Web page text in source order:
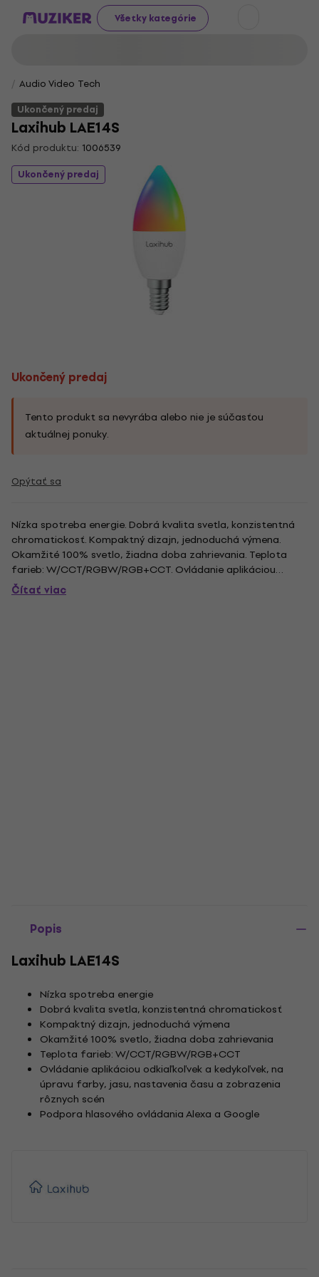
Všetky kategórie
Audio Video Tech
Ukončený predaj
Laxihub LAE14S
Kód produktu: 1006539
Ukončený predaj
Ukončený predaj
Tento produkt sa nevyrába alebo nie je súčasťou
aktuálnej ponuky.
Opýtať sa
Nízka spotreba energie. Dobrá kvalita svetla, konzistentná
chromatickosť. Kompaktný dizajn, jednoduchá výmena.
Okamžité 100% svetlo, žiadna doba zahrievania. Teplota
farieb: W/CCT/RGBW/RGB+CCT. Ovládanie aplikáciou
odkiaľkoľvek a kedykoľvek, na úpravu farby, jasu, nastavenia
času a zobrazenia rôznych scén. Podpora hlasového
Čítať viac
Popis
Laxihub LAE14S
Nízka spotreba energie
Dobrá kvalita svetla, konzistentná chromatickosť
Kompaktný dizajn, jednoduchá výmena
Okamžité 100% svetlo, žiadna doba zahrievania
Teplota farieb: W/CCT/RGBW/RGB+CCT
Ovládanie aplikáciou odkiaľkoľvek a kedykoľvek, na
úpravu farby, jasu, nastavenia času a zobrazenia
rôznych scén
Podpora hlasového ovládania Alexa a Google